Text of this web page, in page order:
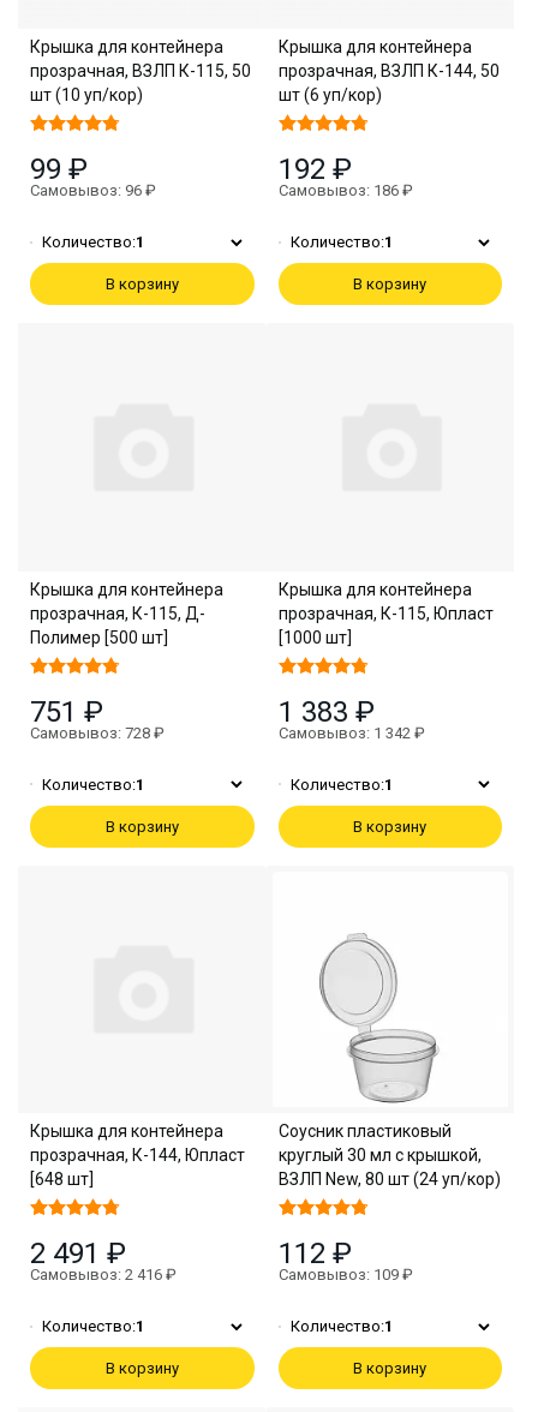
Крышка для контейнера
прозрачная, ВЗЛП К-115, 50
шт (10 уп/кор)
99 ₽
Самовывоз: 96 ₽
Количество:1
В корзину
Крышка для контейнера
прозрачная, ВЗЛП К-144, 50
шт (6 уп/кор)
192 ₽
Самовывоз: 186 ₽
Количество:1
В корзину
Крышка для контейнера
прозрачная, К-115, Д-
Полимер [500 шт]
751 ₽
Самовывоз: 728 ₽
Количество:1
В корзину
Крышка для контейнера
прозрачная, К-115, Юпласт
[1000 шт]
1 383 ₽
Самовывоз: 1 342 ₽
Количество:1
В корзину
Крышка для контейнера
прозрачная, К-144, Юпласт
[648 шт]
2 491 ₽
Самовывоз: 2 416 ₽
Количество:1
В корзину
Соусник пластиковый
круглый 30 мл с крышкой,
ВЗЛП New, 80 шт (24 уп/кор)
112 ₽
Самовывоз: 109 ₽
Количество:1
В корзину